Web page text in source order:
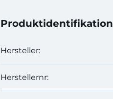
Produktidentifikation
Hersteller:
Herstellernr: